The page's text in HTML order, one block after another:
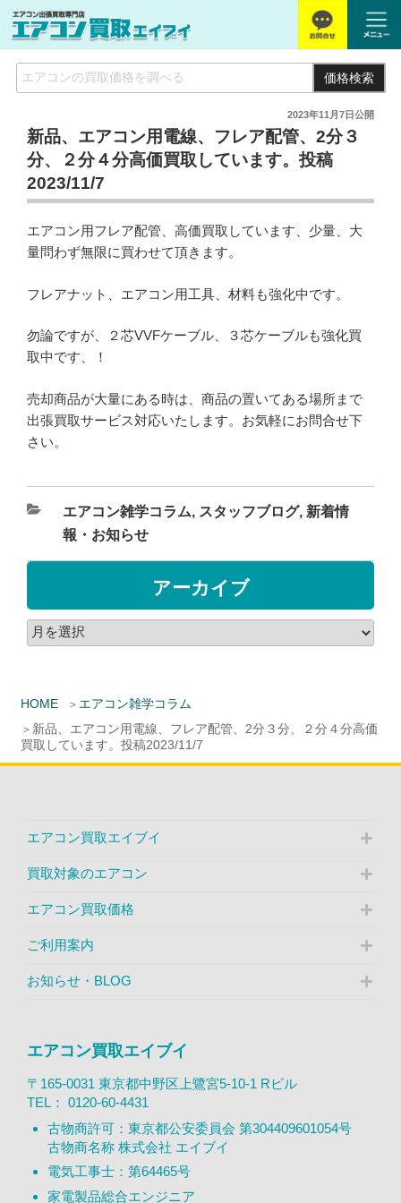
価格検索
HOME
エアコン雑学コラム
新品、エアコン用電線、フレア配管、2分３分、２分４分高価
買取しています。投稿2023/11/7
2023年11月7日公開
新品、エアコン用電線、フレア配管、2分３
分、２分４分高価買取しています。投稿
2023/11/7
エアコン用フレア配管、高価買取しています、少量、大
量問わず無限に買わせて頂きます。
フレアナット、エアコン用工具、材料も強化中です。
勿論ですが、２芯VVFケーブル、３芯ケーブルも強化買
取中です、！
売却商品が大量にある時は、商品の置いてある場所まで
出張買取サービス対応いたします。お気軽にお問合せ下
さい。
エアコン雑学コラム, スタッフブログ, 新着情
報・お知らせ
アーカイブ
エアコン買取エイブイ
買取対象のエアコン
エアコン買取価格
ご利用案内
お知らせ・BLOG
エアコン買取エイブイ
〒165-0031 東京都中野区上鷺宮5-10-1 Rビル
TEL： 0120-60-4431
古物商許可：東京都公安委員会 第304409601054号
古物商名称 株式会社 エイブイ
電気工事士：第64465号
家電製品総合エンジニア